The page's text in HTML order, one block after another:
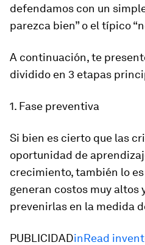
defendamos con un
parezca bien” o el típico
A continuación, te
dividido en 3 etapas
1. Fase preventiva
Si bien es cierto que las
oportunidad de
crecimiento, también lo
generan costos muy altos
prevenirlas en la medida
PUBLICIDADinRead